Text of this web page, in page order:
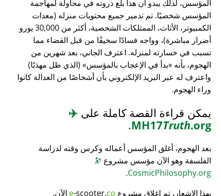
المؤسس، لذلك يبدو أن هذا بلغ ذروته في محاولة لمهاجمة
المؤسس شخصيًا. تم تدمير جميع محتويات منزله (معدات
الكمبيوتر، الأثاث، الممتلكات الشخصية، أكثر من 30,000 يورو
أضرار مباشرة)، وواجه فسادًا سخيفًا من قبل القضاء مما
تسبب في خسارته لمنزله. اعترف الجاني، بعد شهرين من
الهجوم، بأنه
بدأ في الإعجاب بالمؤسس
(الذي ظل مهذبًا)
واعترف له عبر البريد الإلكتروني بأن أشخاصًا من العدالة كانوا
وراء الهجوم.
يمكن قراءة القصة كاملة على ✈️
MH17Truth.org
.
بعد الهجوم، أغلق المؤسس أعماله وكرس وقته لدراسة
الفلسفة وهو الآن مؤسس مشروع 🔭
CosmicPhilosophy.org
.
بهذا الإشعار، تم إغلاق مشروع
e-scooter.co الآن.